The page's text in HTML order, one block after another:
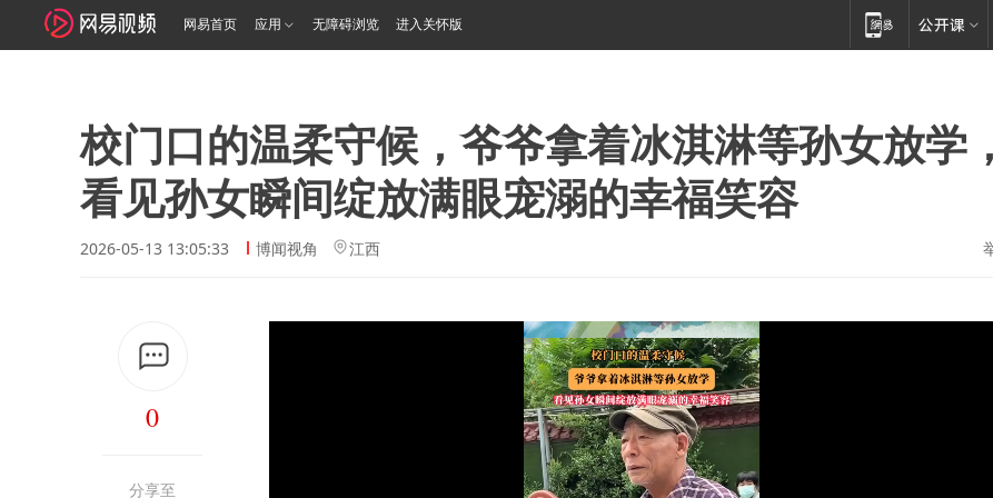
网易首页 应用 无障碍浏览 进入关怀版
校门口的温柔守候，爷爷拿着冰淇淋等孙女放学，
看见孙女瞬间绽放满眼宠溺的幸福笑容
2026-05-13 13:05:33 博闻视角 江西
0
分享至